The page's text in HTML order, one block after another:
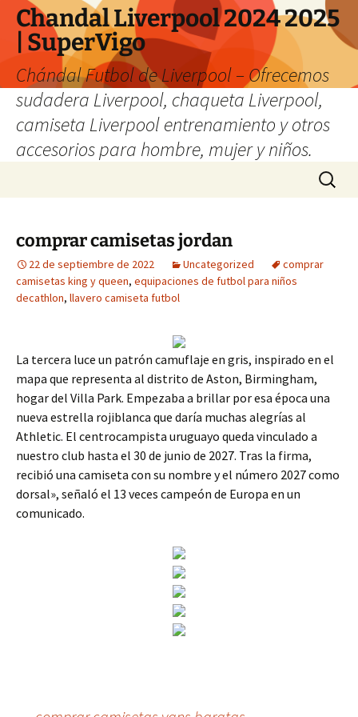
Chandal Liverpool 2024 2025
| SuperVigo
Chándal Futbol de Liverpool – Ofrecemos
sudadera Liverpool, chaqueta Liverpool,
camiseta Liverpool entrenamiento y otros
accesorios para hombre, mujer y niños.
Buscar:
comprar camisetas jordan
22 de septiembre de 2022 Uncategorized
comprar
camisetas king y queen, equipaciones de futbol para niños
decathlon, llavero camiseta futbol
La tercera luce un patrón camuflaje en gris, inspirado en el
mapa que representa al distrito de Aston, Birmingham,
hogar del Villa Park. Empezaba a brillar por esa época una
nueva estrella rojiblanca que daría muchas alegrías al
Athletic. El centrocampista uruguayo queda vinculado a
nuestro club hasta el 30 de junio de 2027. Tras la firma,
recibió una camiseta con su nombre y el número 2027 como
dorsal», señaló el 13 veces campeón de Europa en un
comunicado.